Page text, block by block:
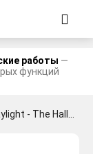
работы —
функций
Halloween Chapter